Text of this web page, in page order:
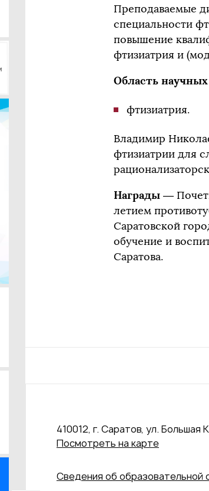
Преподаваемые
специальности
повышение
фтизиатрия и
Область
фтизиатрия.
Владимир
фтизиатрии для
Награды —
летием
Саратовской
обучение и
Саратова.
410012, г. Саратов, ул. Большая
Посмотреть на карте
Сведения об образовательной